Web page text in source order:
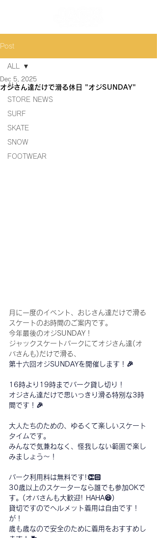
Post
ALL
STORE NEWS
SURF
SKATE
SNOW
FOOTWEAR
ALL
オジさん達だけで滑る休日 "オジSUNDAY"
Dec 5, 2025
月に一度のイベント、おじさん達だけで滑る
スケートのお時間のご案内です。
今年最後のオジSUNDAY！
ジャックスケートパークにてオジさん達(オ
バさんも)だけで滑る、
第十六回オジSUNDAYを開催します！🎉
16時より19時までパーク貸し切り！
オジさん達だけで思いっきり滑る特別な3時
間です！ 🎉
大人たちのための、ゆるくて楽しいスケート
タイムです。
みんなで気兼ねなく、怪我しない範囲で楽し
みましょう〜！
パーク利用料は無料です!👏🏻
30歳以上のスケーターなら誰でも参加OKで
す。(オバさんも大歓迎! HAHA😆)
貸切ですのでヘルメット着用は自由です！
が！
歳も歳なので安全のために着用をおすすめし